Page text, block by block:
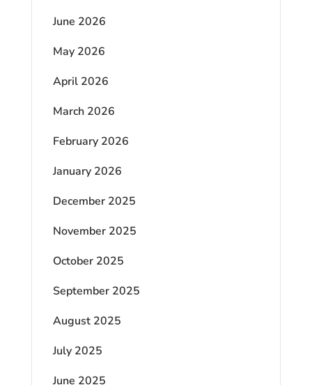
June 2026
May 2026
April 2026
March 2026
February 2026
January 2026
December 2025
November 2025
October 2025
September 2025
August 2025
July 2025
June 2025